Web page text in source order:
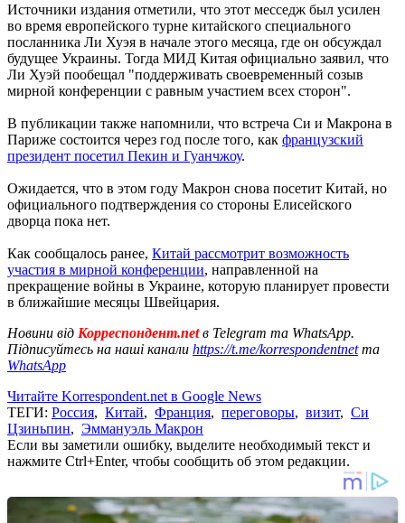
Источники издания отметили, что этот месседж был усилен
во время европейского турне китайского специального
посланника Ли Хуэя в начале этого месяца, где он обсуждал
будущее Украины. Тогда МИД Китая официально заявил, что
Ли Хуэй пообещал "поддерживать своевременный созыв
мирной конференции с равным участием всех сторон".
В публикации также напомнили, что встреча Си и Макрона в
Париже состоится через год после того, как французский
президент посетил Пекин и Гуанчжоу.
Ожидается, что в этом году Макрон снова посетит Китай, но
официального подтверждения со стороны Елисейского
дворца пока нет.
Как сообщалось ранее, Китай рассмотрит возможность
участия в мирной конференции, направленной на
прекращение войны в Украине, которую планирует провести
в ближайшие месяцы Швейцария.
Новини від Корреспондент.netв Telegram та WhatsApp.
Підписуйтесь на наші канали https://t.me/korrespondentnetта
WhatsApp
Читайте Korrespondent.net в Google News
ТЕГИ: Россия, Китай, Франция, переговоры, визит, Си
Цзиньпин, Эммануэль Макрон
Если вы заметили ошибку, выделите необходимый текст и
нажмите Ctrl+Enter, чтобы сообщить об этом редакции.